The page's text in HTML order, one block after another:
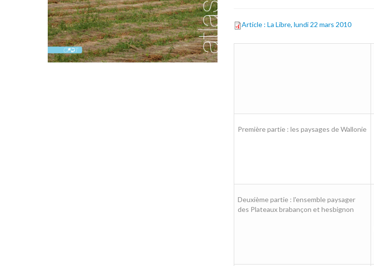
Article : La Libre, lundi 22 mars 2010
Première partie : les paysages de Wallonie
Deuxième partie : l'ensemble paysager
des Plateaux brabançon et hesbignon